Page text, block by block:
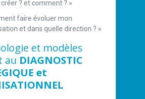
? et comment ? »
faire évoluer mon
et dans quelle direction ? »
et modèles
au DIAGNOSTIC
et